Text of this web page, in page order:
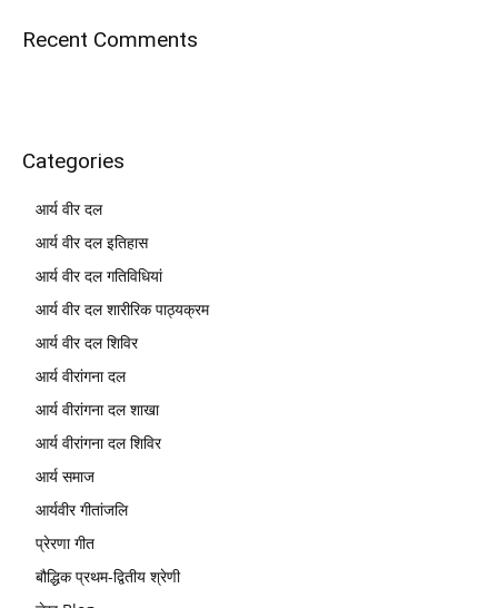
Recent Comments
Categories
आर्य वीर दल
आर्य वीर दल इतिहास
आर्य वीर दल गतिविधियां
आर्य वीर दल शारीरिक पाठ्यक्रम
आर्य वीर दल शिविर
आर्य वीरांगना दल
आर्य वीरांगना दल शाखा
आर्य वीरांगना दल शिविर
आर्य समाज
आर्यवीर गीतांजलि
प्रेरणा गीत
बौद्धिक प्रथम-द्वितीय श्रेणी